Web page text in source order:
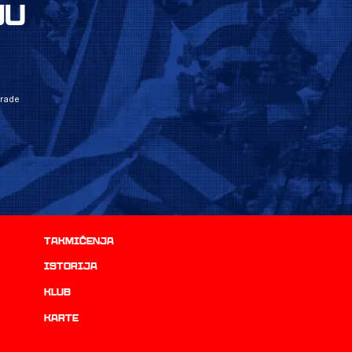
Takmičenja
istorija
Klub
Karte